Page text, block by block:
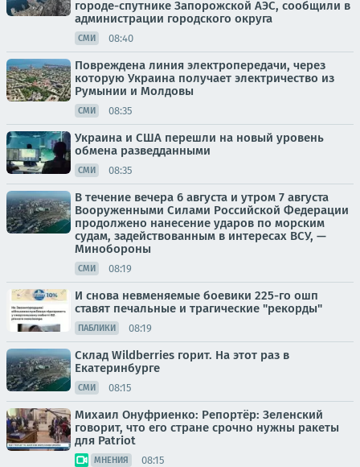
городе-спутнике Запорожской АЭС, сообщили в
администрации городского округа
СМИ 08:40
Повреждена линия электропередачи, через
которую Украина получает электричество из
Румынии и Молдовы
СМИ 08:35
Украина и США перешли на новый уровень
обмена разведданными
СМИ 08:35
В течение вечера 6 августа и утром 7 августа
Вооруженными Силами Российской Федерации
продолжено нанесение ударов по морским
судам, задействованным в интересах ВСУ, —
Минобороны
СМИ 08:19
И снова невменяемые боевики 225-го ошп
ставят печальные и трагические "рекорды"
ПАБЛИКИ 08:19
Склад Wildberries горит. На этот раз в
Екатеринбурге
СМИ 08:15
Михаил Онуфриенко: Репортёр: Зеленский
говорит, что его стране срочно нужны ракеты
для Patriot
МНЕНИЯ 08:15